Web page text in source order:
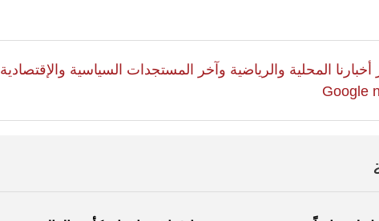
أخبارنا المحلية والرياضية وآخر المستجدات السياسية والإقتصادية